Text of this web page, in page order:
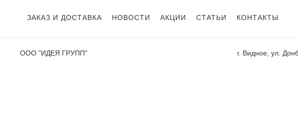
ЗАКАЗ И ДОСТАВКА НОВОСТИ АКЦИИ СТАТЬИ КОНТАКТЫ
ООО "ИДЕЯ ГРУПП" г. Видное, ул.